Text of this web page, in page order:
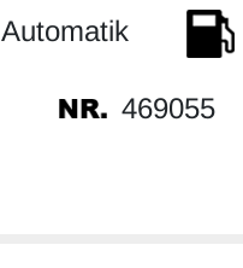
Automatik
469055